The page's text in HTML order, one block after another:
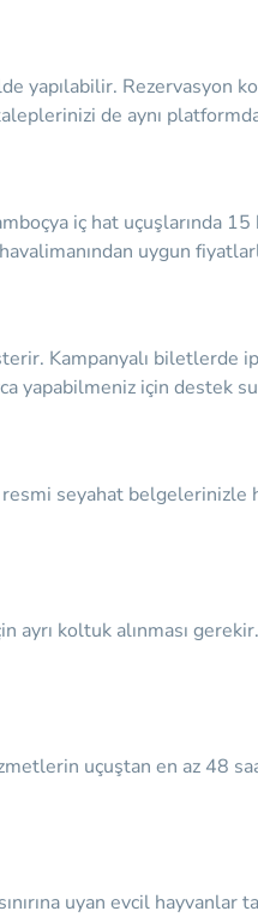
yapılabilir. Rezervasyon
de aynı
iç hat uçuşlarında
uygun
Kampanyalı
yapabilmeniz için destek
seyahat belgelerinizle
koltuk alınması
uçuştan en az 48
uyan evcil